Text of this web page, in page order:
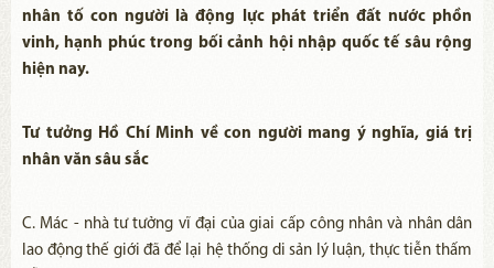
nhân tố con người là động lực phát triển đất nước phồn
vinh, hạnh phúc trong bối cảnh hội nhập quốc tế sâu rộng
hiện nay.
Tư tưởng Hồ Chí Minh về con người mang ý nghĩa, giá trị
nhân văn sâu sắc
C. Mác - nhà tư tưởng vĩ đại của giai cấp công nhân và nhân dân
lao động thế giới đã để lại hệ thống di sản lý luận, thực tiễn thấm